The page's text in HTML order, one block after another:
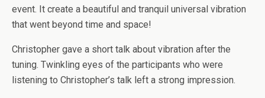
event. It create a beautiful and tranquil universal vibration
that went beyond time and space!
Christopher gave a short talk about vibration after the
tuning. Twinkling eyes of the participants who were
listening to Christopher’s talk left a strong impression.